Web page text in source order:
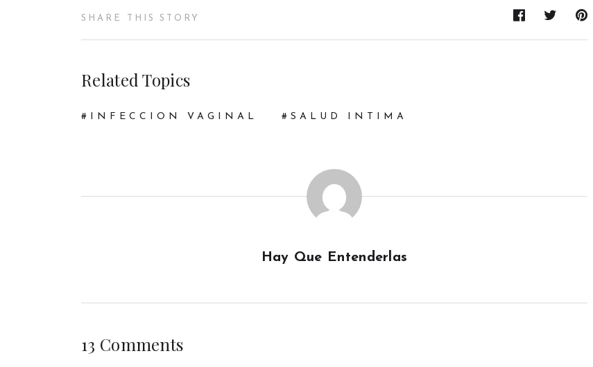
SHARE THIS STORY
Related Topics
INFECCION VAGINAL SALUD INTIMA
Hay Que Entenderlas
13 Comments